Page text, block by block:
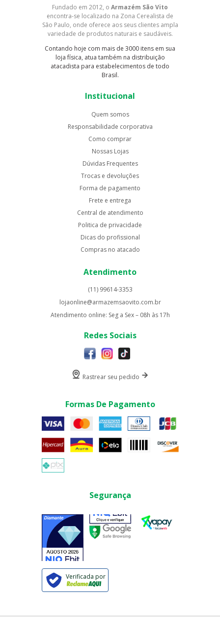
Fundado em 2012, o Armazém São Vito
encontra-se localizado na Zona Cerealista de
São Paulo, onde oferece aos seus clientes ampla
variedade de produtos naturais e saudáveis.
Contando hoje com mais de 3000 itens em sua
loja física, atua também na distribuição
atacadista para estabelecimentos de todo
Brasil.
Institucional
Quem somos
Responsabilidade corporativa
Como comprar
Nossas Lojas
Dúvidas Frequentes
Trocas e devoluções
Forma de pagamento
Frete e entrega
Central de atendimento
Politica de privacidade
Dicas do profissional
Compras no atacado
Atendimento
(11) 99614-3353
lojaonline@armazemsaovito.com.br
Atendimento online: Seg a Sex – 08h às 17h
Redes Sociais
Rastrear seu pedido
Formas De Pagamento
Segurança
Verificada por